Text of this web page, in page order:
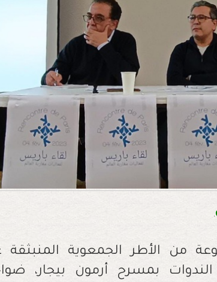
من الأطر الجمعوية المنبثقة
بمسرح أرمون بيجار،